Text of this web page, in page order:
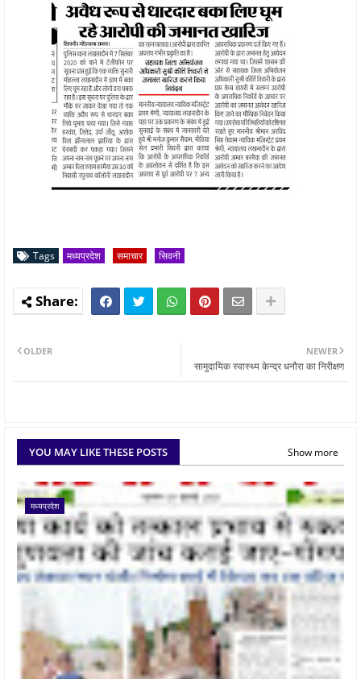
Tags मध्यप्रदेश समाचार सिवनी
NEWER
सामुदायिक स्वास्थ्य केन्द्र धनौरा का निरीक्षण
OLDER
YOU MAY LIKE THESE POSTS Show more
मध्यप्रदेश